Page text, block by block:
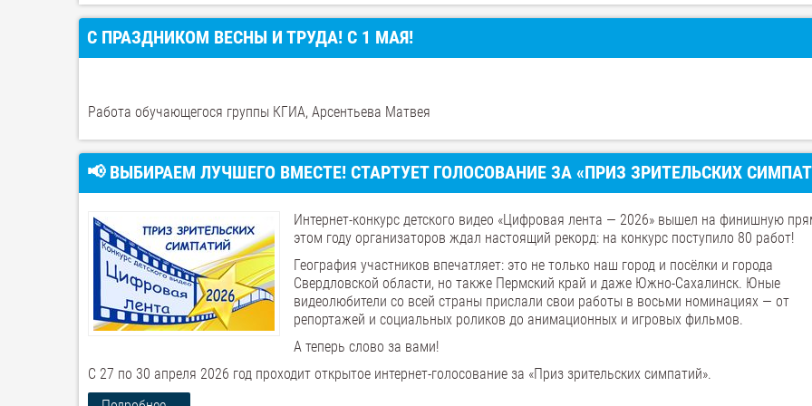
С ПРАЗДНИКОМ ВЕСНЫ И ТРУДА! С 1 МАЯ!
Работа обучающегося группы КГИА, Арсентьева Матвея
📢 ВЫБИРАЕМ ЛУЧШЕГО ВМЕСТЕ! СТАРТУЕТ ГОЛОСОВАНИЕ ЗА «ПРИЗ ЗРИТЕЛЬСКИХ
Интернет-конкурс детского видео «Цифровая лента — 2026» вышел на финишную
этом году организаторов ждал настоящий рекорд: на конкурс поступило 80 работ!
География участников впечатляет: это не только наш город и посёлки и города
Свердловской области, но также Пермский край и даже Южно-Сахалинск. Юные
видеолюбители со всей страны прислали свои работы в восьми номинациях — от
репортажей и социальных роликов до анимационных и игровых фильмов.
А теперь слово за вами!
С 27 по 30 апреля 2026 год проходит открытое интернет-голосование за «Приз зрительских симпатий».